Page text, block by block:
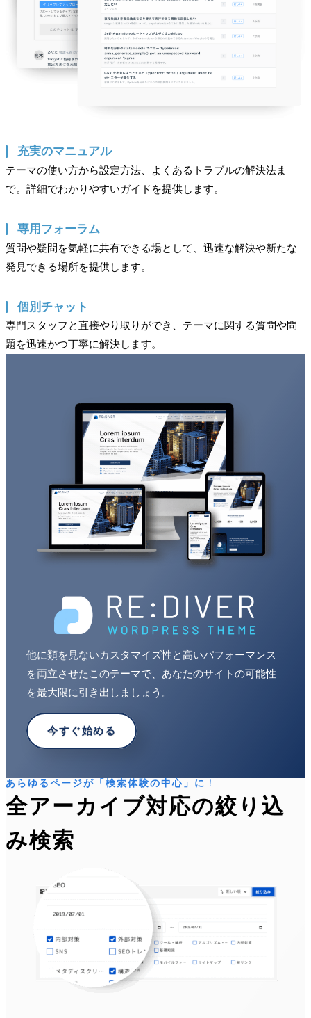
充実のマニュアル
テーマの使い方から設定方法、よくあるトラブルの解決法ま
で。詳細でわかりやすいガイドを提供します。
専用フォーラム
質問や疑問を気軽に共有できる場として、迅速な解決や新たな
発見できる場所を提供します。
個別チャット
専門スタッフと直接やり取りができ、テーマに関する質問や問
題を迅速かつ丁寧に解決します。
他に類を見ないカスタマイズ性と高いパフォーマンス
を両立させたこのテーマで、あなたのサイトの可能性
を最大限に引き出しましょう。
今すぐ始める
あらゆるページが「検索体験の中心」に ！
全アーカイブ対応の絞り込
み検索
パスワードをお忘れですか ?